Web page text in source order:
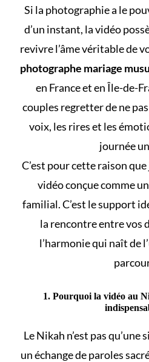
Si la photographie a le
d’un instant, la vidéo
revivre l’âme véritable de
photographe mariage
en France et en Île-de-
couples regretter de ne
voix, les rires et les
journée
C’est pour cette raison
vidéo conçue comme
familial. C’est le support
la rencontre entre vos
l’harmonie qui naît de
1. Pourquoi la vidéo au
LeNikah n’est pas qu’une
un échange de paroles